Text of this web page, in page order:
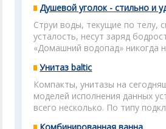
Душевой уголок - стильно и
Струи воды, текущие по телу,
усталость, несут заряд
«Домашний водопад» никогда
Унитаз baltic
Компакты, унитазы на
моделей исполнения данных
всего несколько. По типу